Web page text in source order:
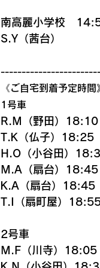
南高麗小学校　
S.Y（茜台）
《ご自宅到着予定時間
1号車
R.M（野田）18:10
T.K（仏子）18:25
H.O（小谷田）
M.A（扇台）18:45
K.A（扇台）18:45
T.I（扇町屋）
2号車
M.F（川寺）18:05